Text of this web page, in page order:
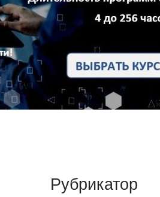
Рубрикатор